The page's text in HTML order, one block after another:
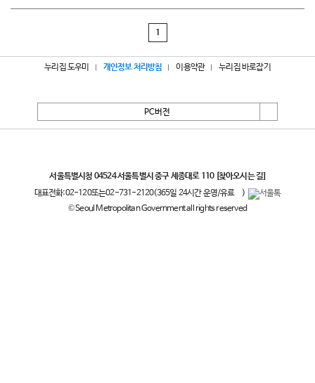
1
누리집 도우미 개인정보 처리방침 이용약관 누리집 바로잡기
PC버전
서울특별시청 04524 서울특별시 중구 세종대로 110 [찾아오시는 길]
대표전화:02-120또는02-731-2120(365일 24시간 운영/유료
)
© Seoul Metropolitan Government all rights reserved